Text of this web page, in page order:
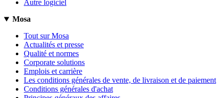
Autre logiciel
Mosa
Tout sur Mosa
Actualités et presse
Qualité et normes
Corporate solutions
Emplois et carrière
Les conditions générales de vente, de livraison et de paiement
Conditions générales d'achat